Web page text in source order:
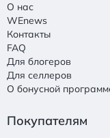
О нас
WEnews
Контакты
FAQ
Для блогеров
Для селлеров
О бонусной
Покупателям